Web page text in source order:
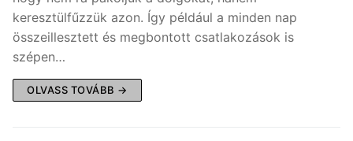
keresztülfűzzük azon. Így például a minden nap
összeillesztett és megbontott csatlakozások is
szépen…
OLVASS TOVÁBB →